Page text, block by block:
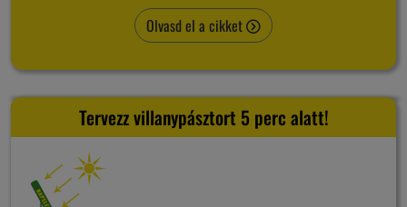
Olvasd el a cikket
Tervezz villanypásztort 5 perc alatt!